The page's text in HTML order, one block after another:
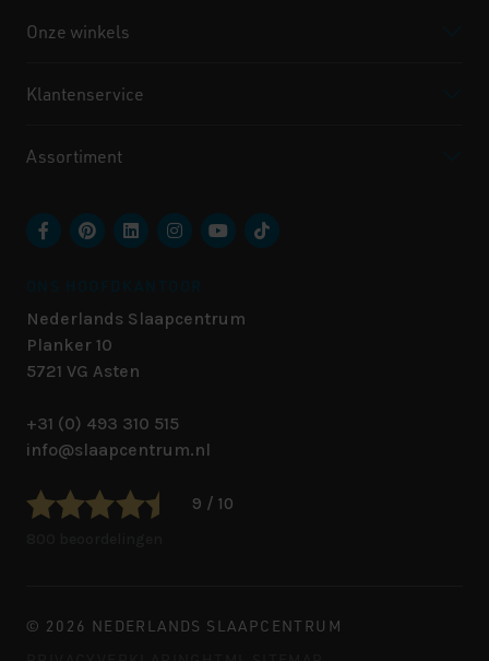
Onze winkels
Klantenservice
Assortiment
Nederlands Slaapcentrum
Planker 10
5721 VG Asten
+31 (0) 493 310 515
info@slaapcentrum.nl
9 / 10
© 2026 NEDERLANDS SLAAPCENTRUM